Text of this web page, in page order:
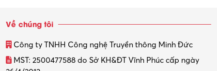
Về chúng tôi
Công ty TNHH Công nghệ Truyền thông Minh Đức
MST: 2500477588 do Sở KH&ĐT Vĩnh Phúc cấp ngày